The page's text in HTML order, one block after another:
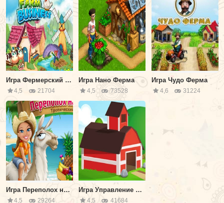
Игра Фермерский Бизнес
4,5 21704
Игра Нано Ферма
4,5 73528
Игра Чудо Ферма
4,6 31224
Игра Переполох на Ранчо 2: Тропический Рай
4,5 29264
Игра Управление Фермой
4,5 41684